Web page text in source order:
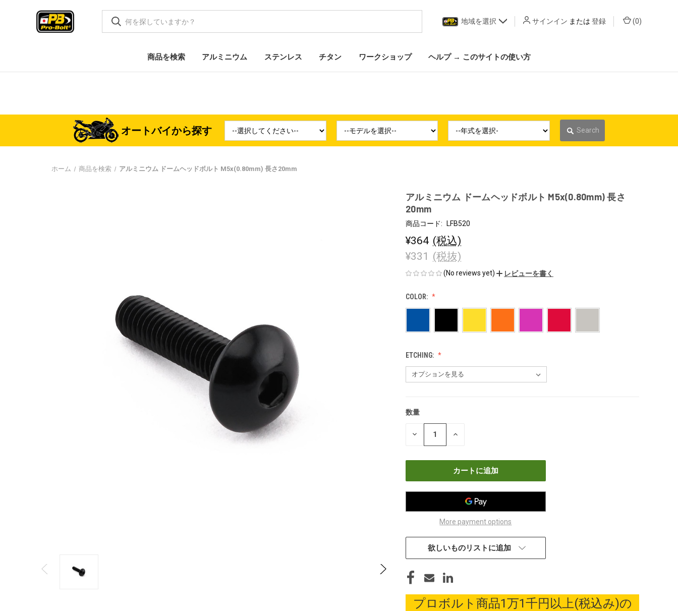
地域を選択 サインイン または 登録 (0)
商品を検索 アルミニウム ステンレス チタン ワークショップ ヘルプ → このサイトの使い方
オートバイから探す Search
ホーム 商品を検索 アルミニウム ドームヘッドボルト M5x(0.80mm) 長さ20mm
アルミニウム ドームヘッドボルト M5x(0.80mm) 長さ
20mm
商品コード: LFB520
¥364 (税込)
¥331 (税抜)
(No reviews yet) レビューを書く
COLOR:
ETCHING:
現
数量
数
ら
数
や
す
More payment options
欲しいものリストに追加
プロボルト商品1万1千円以上(税込み)の